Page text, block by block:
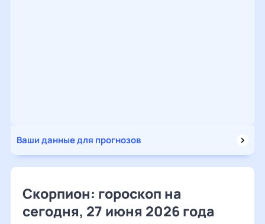
Ваши данные для прогнозов
Скорпион: гороскоп на
сегодня, 27 июня 2026 года